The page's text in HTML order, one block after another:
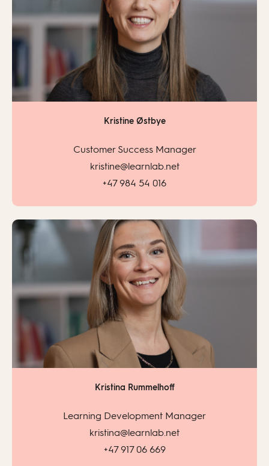
Kristine Østbye
Customer Success Manager
kristine@learnlab.net
+47 984 54 016
Kristina Rummelhoff
Learning Development Manager
kristina@learnlab.net
+47 917 06 669